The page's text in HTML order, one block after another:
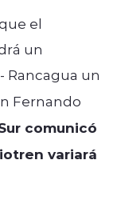
el
un
Rancagua un
Fernando
comunicó
variará